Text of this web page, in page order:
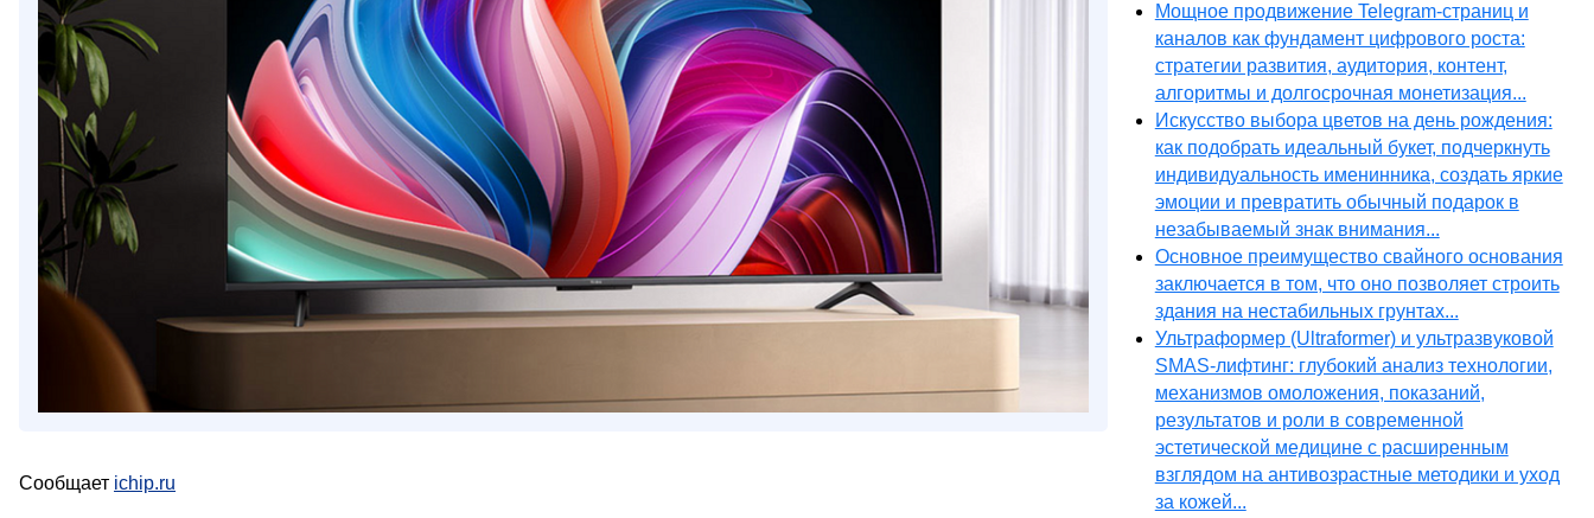
Сообщает ichip.ru
Мощное продвижение Telegram-страниц и
каналов как фундамент цифрового роста:
стратегии развития, аудитория, контент,
алгоритмы и долгосрочная монетизация...
Искусство выбора цветов на день рождения:
как подобрать идеальный букет, подчеркнуть
индивидуальность именинника, создать яркие
эмоции и превратить обычный подарок в
незабываемый знак внимания...
Основное преимущество свайного основания
заключается в том, что оно позволяет строить
здания на нестабильных грунтах...
Ультраформер (Ultraformer) и ультразвуковой
SMAS-лифтинг: глубокий анализ технологии,
механизмов омоложения, показаний,
результатов и роли в современной
эстетической медицине с расширенным
взглядом на антивозрастные методики и уход
за кожей...